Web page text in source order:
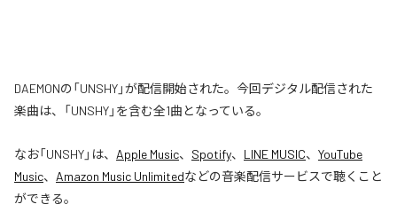
DAEMONの「UNSHY」が配信開始された。今回デジタル配信された
楽曲は、「UNSHY」を含む全1曲となっている。
なお「UNSHY」は、 Apple Music、 Spotify、 LINE MUSIC、 YouTube
Music、 Amazon Music Unlimitedなどの音楽配信サービスで聴くこと
ができる。